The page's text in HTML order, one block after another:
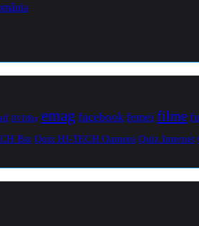
DVDRip emag facebook femei filme
Biz Quiz HI-TECH Oameni Quiz Internet